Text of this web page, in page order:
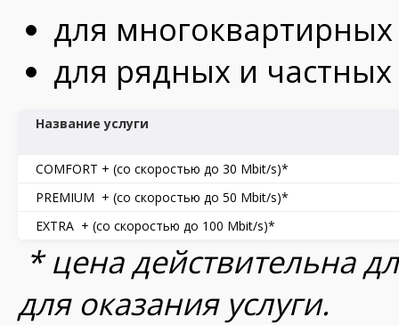
для
для рядных и
Название услуги
COMFORT + (со скоростью до 30 Mbit/s)*
PREMIUM + (со скоростью до 50 Mbit/s)*
EXTRA + (со скоростью до 100 Mbit/s)*
* цена действительна
для оказания услуги.